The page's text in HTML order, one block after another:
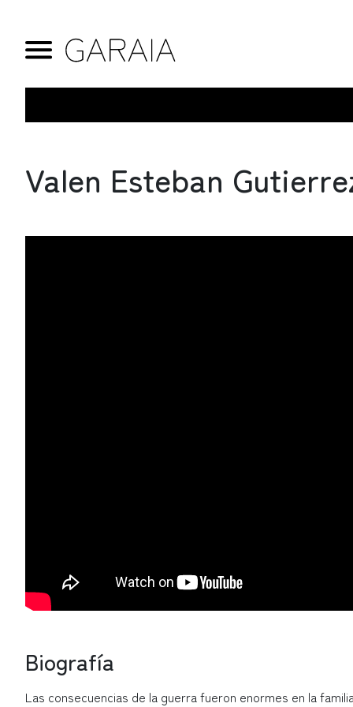
Valen Esteban
Biografía
Las consecuencias de la guerra fueron enormes en la